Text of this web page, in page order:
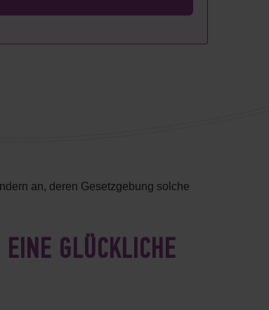
an, deren Gesetzgebung solche
GLÜCKLICHE